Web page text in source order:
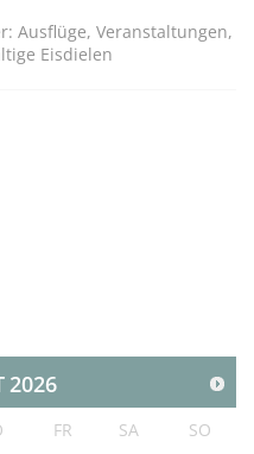
Ausflüge, Veranstaltungen,
Eisdielen
2026
FR SA
SO